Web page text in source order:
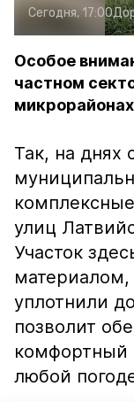
Сегодня, 17:00
Особое
частном
микрорайонах
Так, на днях
улиц
Участок
уплотнили
позволит
комфортный
любой